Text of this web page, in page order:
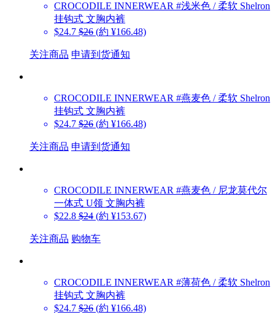
CROCODILE INNERWEAR #浅米色 / 柔软 Shelron
挂钩式 文胸内裤
$24.7 $26 (約 ¥166.48)
关注商品 申请到货通知
CROCODILE INNERWEAR #燕麦色 / 柔软 Shelron
挂钩式 文胸内裤
$24.7 $26 (約 ¥166.48)
关注商品 申请到货通知
CROCODILE INNERWEAR #燕麦色 / 尼龙莫代尔
一体式 U领 文胸内裤
$22.8 $24 (約 ¥153.67)
关注商品 购物车
CROCODILE INNERWEAR #薄荷色 / 柔软 Shelron
挂钩式 文胸内裤
$24.7 $26 (約 ¥166.48)